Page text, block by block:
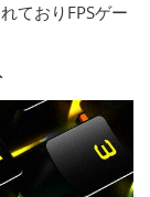
ておりFPSゲー